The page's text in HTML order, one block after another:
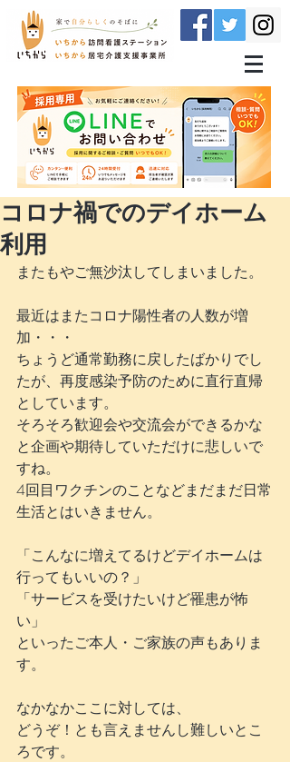
コロナ禍でのデイホーム
利用
またもやご無沙汰してしまいました。
最近はまたコロナ陽性者の人数が増
加・・・
ちょうど通常勤務に戻したばかりでし
たが、再度感染予防のために直行直帰
としています。
そろそろ歓迎会や交流会ができるかな
と企画や期待していただけに悲しいで
すね。
4回目ワクチンのことなどまだまだ日常
生活とはいきません。
「こんなに増えてるけどデイホームは
行ってもいいの？」
「サービスを受けたいけど罹患が怖
い」
といったご本人・ご家族の声もありま
す。
なかなかここに対しては、
どうぞ！とも言えませんし難しいとこ
ろです。